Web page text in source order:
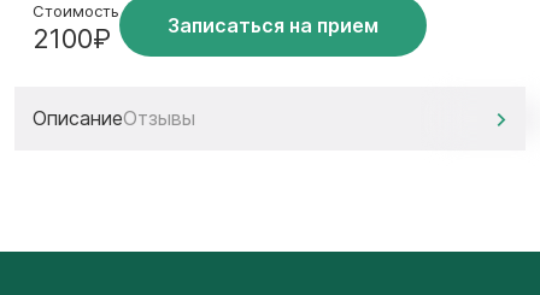
Стоимость
2100₽ Записаться на прием
ОписаниеОтзывы